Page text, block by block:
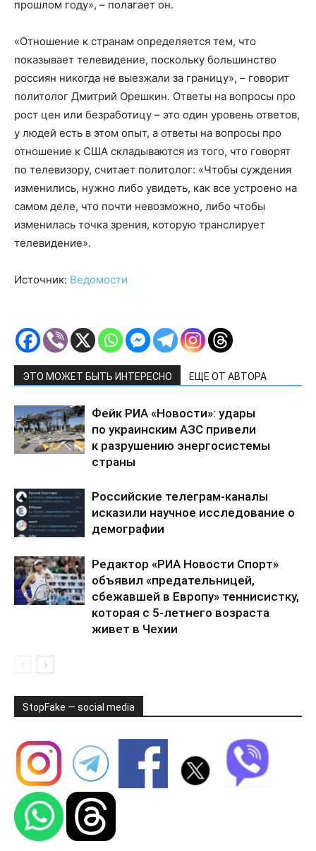
прошлом году», – полагает он.
«Отношение к странам определяется тем, что
показывает телевидение, поскольку большинство
россиян никогда не выезжали за границу», – говорит
политолог Дмитрий Орешкин. Ответы на вопросы про
рост цен или безработицу – это один уровень ответов,
у людей есть в этом опыт, а ответы на вопросы про
отношение к США складываются из того, что говорят
по телевизору, считает политолог: «Чтобы суждения
изменились, нужно либо увидеть, как все устроено на
самом деле, что почти невозможно, либо чтобы
изменилась точка зрения, которую транслирует
телевидение».
Источник: Ведомости
ЭТО МОЖЕТ БЫТЬ ИНТЕРЕСНО ЕЩЕ ОТ АВТОРА
Фейк РИА «Новости»: удары
по украинским АЗС привели
к разрушению энергосистемы
страны
Российские телеграм-каналы
исказили научное исследование о
демографии
Редактор «РИА Новости Спорт»
объявил «предательницей,
сбежавшей в Европу» теннисистку,
которая с 5-летнего возраста
живет в Чехии
StopFake — social media